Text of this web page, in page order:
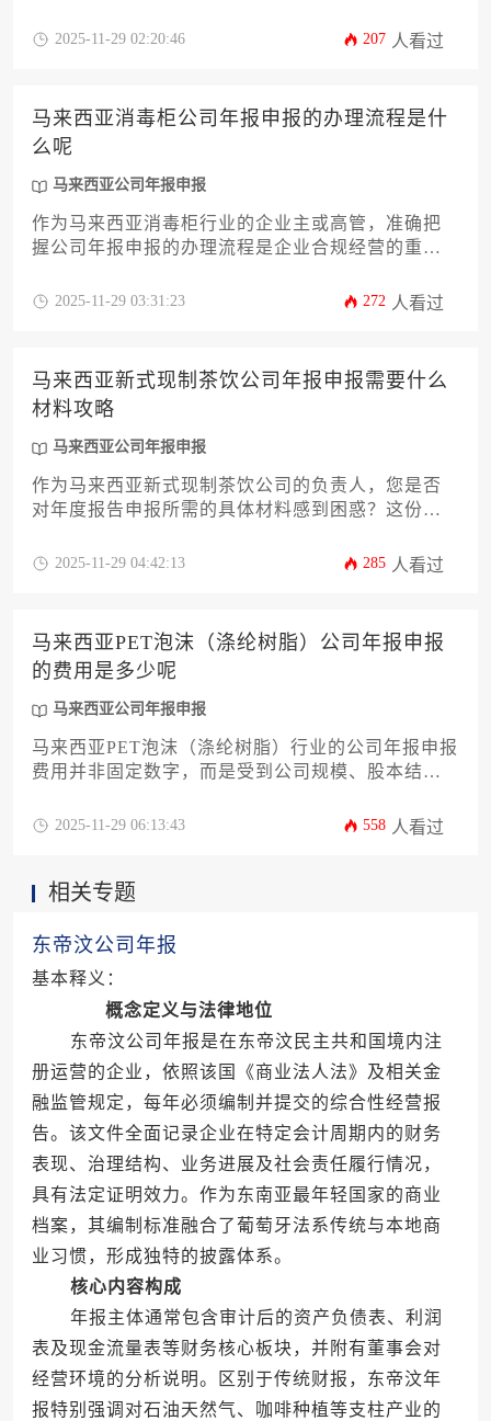
力企业高效完成马来西亚公司年报申报义务，规避
2025-11-29 02:20:46 207 人看过
马来西亚消毒柜公司年报申报的办理流程是什
么呢
马来西亚公司年报申报
作为马来西亚消毒柜行业的企业主或高管，准确把
握公司年报申报的办理流程是企业合规经营的重要
续跟进的全流程，涵盖财务报表编制、董事决议签
公司年报申报义务，规避因延误或错误可能引发的
法律风险，确保企业稳健发展。
2025-11-29 03:31:23 272 人看过
马来西亚新式现制茶饮公司年报申报需要什么
材料攻略
马来西亚公司年报申报
作为马来西亚新式现制茶饮公司的负责人，您是否
对年度报告申报所需的具体材料感到困惑？这份攻
梳理从基础公司文件、财务报告到特定经营许可等
避潜在风险。
2025-11-29 04:42:13 285 人看过
马来西亚PET泡沫（涤纶树脂）公司年报申报
的费用是多少呢
马来西亚公司年报申报
马来西亚PET泡沫（涤纶树脂）行业的公司年报申报
费用并非固定数字，而是受到公司规模、股本结
响的动态区间。本文将系统解析费用的构成要素、
保企业在马来西亚公司年报申报框架下稳健运营。
2025-11-29 06:13:43 558 人看过
相关专题
东帝汶公司年报
基本释义：
概念定义与法律地位
东帝汶公司年报是在东帝汶民主共和国境内注
册运营的企业，依照该国《商业法人法》及相关金
融监管规定，每年必须编制并提交的综合性经营报
告。该文件全面记录企业在特定会计周期内的财务
表现、治理结构、业务进展及社会责任履行情况，
具有法定证明效力。作为东南亚最年轻国家的商业
档案，其编制标准融合了葡萄牙法系传统与本地商
业习惯，形成独特的披露体系。
核心内容构成
年报主体通常包含审计后的资产负债表、利润
表及现金流量表等财务核心板块，并附有董事会对
经营环境的分析说明。区别于传统财报，东帝汶年
报特别强调对石油天然气、咖啡种植等支柱产业的